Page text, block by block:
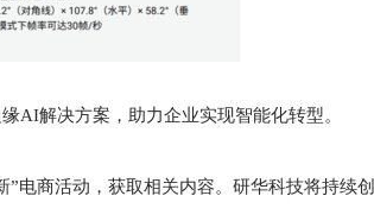
AI解决方案，助力企业实现智能化转型。
电商活动，获取相关内容。研华科技将持续